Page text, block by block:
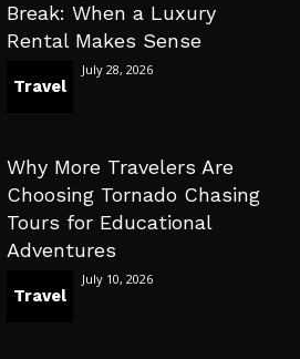
Break: When a Luxury
Rental Makes Sense
Travel
July 28, 2026
Why More Travelers Are
Choosing Tornado Chasing
Tours for Educational
Adventures
Travel
July 10, 2026